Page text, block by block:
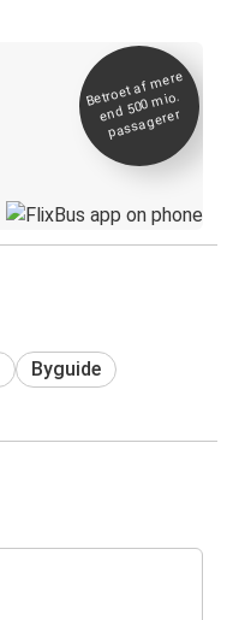
Betroet af
mere
end 500
mio.
passagerer
Byguide